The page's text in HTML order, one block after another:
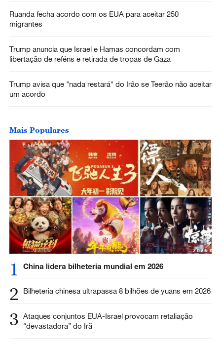
Ruanda fecha acordo com os EUA para aceitar 250
migrantes
Trump anuncia que Israel e Hamas concordam com
libertação de reféns e retirada de tropas de Gaza
Trump avisa que "nada restará" do Irão se Teerão não aceitar
um acordo
Mais Populares
1 China lidera bilheteria mundial em 2026
2 Bilheteria chinesa ultrapassa 8 bilhões de yuans em 2026
3 Ataques conjuntos EUA-Israel provocam retaliação
“devastadora” do Irã